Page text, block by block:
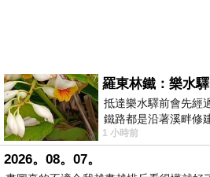
羅東林鐵：樂水驛
抵達樂水驛前會先經
鐵路都是沿著溪畔修
但因與臺鐵集集線車
1 小時前
2026。08。07。